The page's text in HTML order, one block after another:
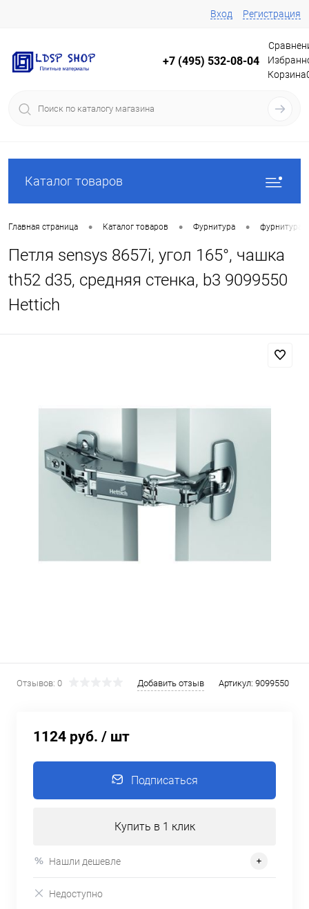
Вход Регистрация
+7 (495) 532-08-04
Корзина
Каталог товаров
Главная страница • Каталог товаров • Фурнитура • фурнитура
Петля sensys 8657i, угол 165°, чашка
th52 d35, средняя стенка, b3 9099550
Hettich
Отзывов: 0 Добавить отзыв Артикул: 9099550
1124 руб. / шт
Подписаться
Купить в 1 клик
Нашли дешевле
Недоступно